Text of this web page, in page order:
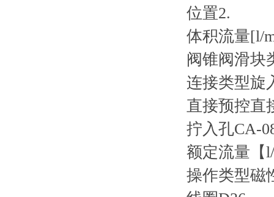
位置2.
体积流量[l/
阀锥阀滑块
连接类型旋
直接预控直
拧入孔CA-
额定流量【
操作类型磁